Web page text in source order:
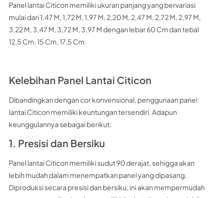
Panel lantai Citicon memiliki ukuran panjang yang bervariasi
mulai dari 1,47 M, 1,72 M, 1,97 M, 2,20 M, 2,47 M, 2,72 M, 2,97 M,
3,22 M, 3,47 M, 3,72 M, 3,97 M dengan lebar 60 Cm dan tebal
12,5 Cm, 15 Cm, 17,5 Cm.
Kelebihan Panel Lantai Citicon
Dibandingkan dengan cor konvensional, penggunaan panel
lantai Citicon memiliki keuntungan tersendiri. Adapun
keunggulannya sebagai berikut:
1. Presisi dan Bersiku
Panel lantai Citicon memiliki sudut 90 derajat, sehigga akan
lebih mudah dalam menempatkan panel yang dipasang.
Diproduksi secara presisi dan bersiku, ini akan mempermudah